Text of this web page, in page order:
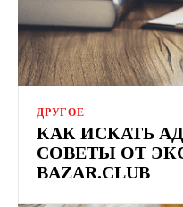
ДРУГОЕ
КАК ИСКАТЬ
СОВЕТЫ ОТ
BAZAR.CLUB